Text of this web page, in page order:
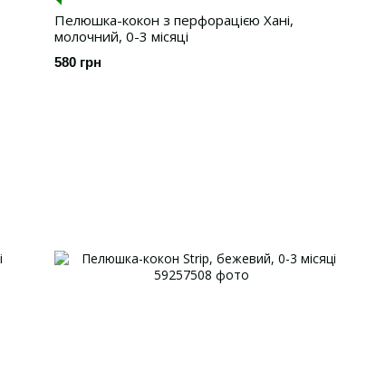
Пелюшка-кокон з перфорацією Хані,
молочний, 0-3 місяці
580 грн